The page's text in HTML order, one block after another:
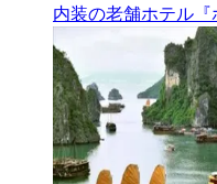
内装の老舗ホテル『